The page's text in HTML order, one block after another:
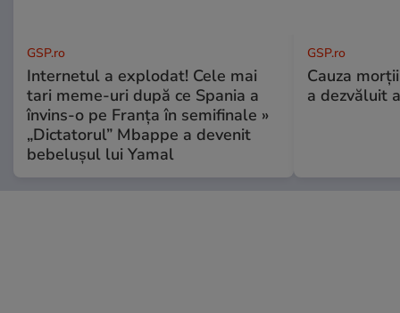
GSP.ro
Internetul a explodat! Cele mai
tari meme-uri după ce Spania a
învins-o pe Franța în semifinale »
„Dictatorul” Mbappe a devenit
bebelușul lui Yamal
GSP.ro
Cauza
a dezvăluit